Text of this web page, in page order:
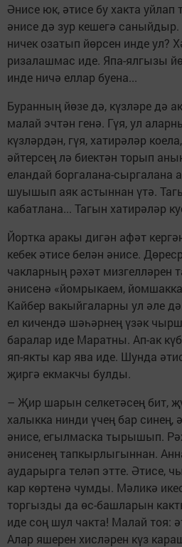
Әнисе юк, әтисе бу хакта уйлап
әнисе дә зур кешегә саныйдыр.
ничек озатып йөрсен инде ул?
ризалашмас иде. Япа-ялгызы
инде ничә еллар буена...
Буранның йөзе дә, күзләре дә
малай эчтән генә. Гүя, ул
күзләрдән, гүя, хатирәләр
әйтерсең лә биектән торып
еландай боргалана-сыргалана
шуышып аяк астыннан үтә.
кабатлана... Тагын хатирәләр
Йортка аракы дигән афәт
кебек әтисе белән әнисе.
чакларның рәхәт мизгелләрен
әнисенә «йомрыкаем,
Кайбер вакыйгаларны ул әле
ел кичендә шәһәрнең үзәк
баралар иде Маратны. Ап-ак
яп-якты кар ява иде. Шунда
җиргә екмакчы булды.
– Җир шарын селкетәсең бит,
халыкка нинди үчең бар
әнисе, егылмаска тырышып.
әнисенең тапкырлыгыннан.
аударырга теләп этте. Әтисе,
кар көртенә чумды. Мәликә
торгызды да өс-башларын
иде соң шул чакта! Малай тоя:
Алар яшерен хисләрен күз